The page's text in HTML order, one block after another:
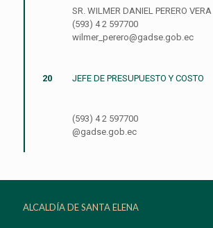
SR. WILMER DANIEL PERERO VERA
(593) 4 2 597700
wilmer_perero@gadse.gob.ec
20 JEFE DE PRESUPUESTO Y COSTO
(593) 4 2 597700
@gadse.gob.ec
ALCALDÍA DE SANTA ELENA